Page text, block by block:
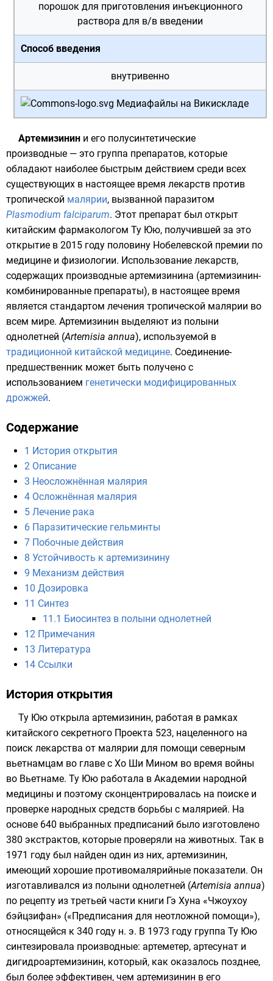
порошок для приготовления инъекционного
раствора для в/в введении
Способ введения
внутривенно
Медиафайлы на Викискладе
Артемизинин и его полусинтетические
производные — это группа препаратов, которые
обладают наиболее быстрым действием среди всех
существующих в настоящее время лекарств против
тропической малярии, вызванной паразитом
Plasmodium falciparum. Этот препарат был открыт
китайским фармакологом Ту Юю, получившей за это
открытие в 2015 году половину Нобелевской премии по
медицине и физиологии. Использование лекарств,
содержащих производные артемизинина (артемизинин-
комбинированные препараты), в настоящее время
является стандартом лечения тропической малярии во
всем мире. Артемизинин выделяют из полыни
однолетней (Artemisia annua), используемой в
традиционной китайской медицине. Соединение-
предшественник может быть получено с
использованием генетически модифицированных
дрожжей.
Содержание
1 История открытия
2 Описание
3 Неосложнённая малярия
4 Осложнённая малярия
5 Лечение рака
6 Паразитические гельминты
7 Побочные действия
8 Устойчивость к артемизинину
9 Механизм действия
10 Дозировка
11 Синтез
11.1 Биосинтез в полыни однолетней
12 Примечания
13 Литература
14 Ссылки
История открытия
Ту Юю открыла артемизинин, работая в рамках
китайского секретного Проекта 523, нацеленного на
поиск лекарства от малярии для помощи северным
вьетнамцам во главе с Хо Ши Мином во время войны
во Вьетнаме. Ту Юю работала в Академии народной
медицины и поэтому сконцентрировалась на поиске и
проверке народных средств борьбы с малярией. На
основе 640 выбранных предписаний было изготовлено
380 экстрактов, которые проверяли на животных. Так в
1971 году был найден один из них, артемизинин,
имеющий хорошие противомалярийные показатели. Он
изготавливался из полыни однолетней (Artemisia annua)
по рецепту из третьей части книги Гэ Хуна «Чжоухоу
бэйцзифан» («Предписания для неотложной помощи»),
относящейся к 340 году н. э. В 1973 году группа Ту Юю
синтезировала производные: артеметер, артесунат и
дигидроартемизинин, который, как оказалось позднее,
был более эффективен, чем артемизинин в его